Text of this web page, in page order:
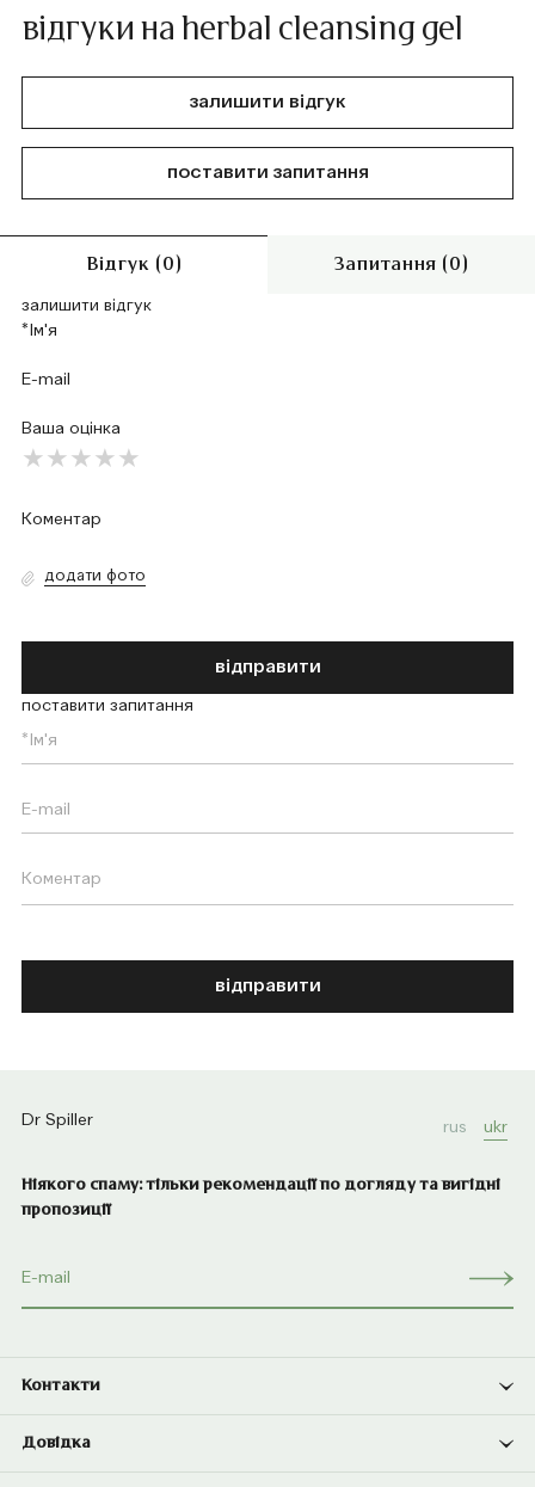
відгуки на herbal cleansing gel
залишити відгук
поставити запитання
Відгук (0) Запитання (0)
залишити відгук
Ваша оцінка
додати фото
відправити
поставити запитання
відправити
Dr Spiller rus ukr
Ніякого спаму: тільки рекомендації по догляду та вигідні
пропозиції
Контакти
Довідка